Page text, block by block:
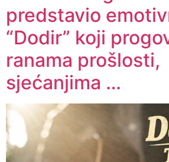
predstavio
“Dodir” koji
ranama prošlosti,
sjećanjima …